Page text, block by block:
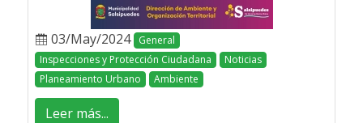
03/May/2024 General
Inspecciones y Protección Ciudadana
Noticias
Planeamiento Urbano
Ambiente
Leer más...